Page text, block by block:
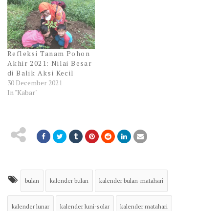
Refleksi Tanam Pohon
Akhir 2021: Nilai Besar
di Balik Aksi Kecil
30 December 2021
In "Kabar"
bulan kalender bulan kalender bulan-matahari
kalender lunar kalender luni-solar kalender matahari